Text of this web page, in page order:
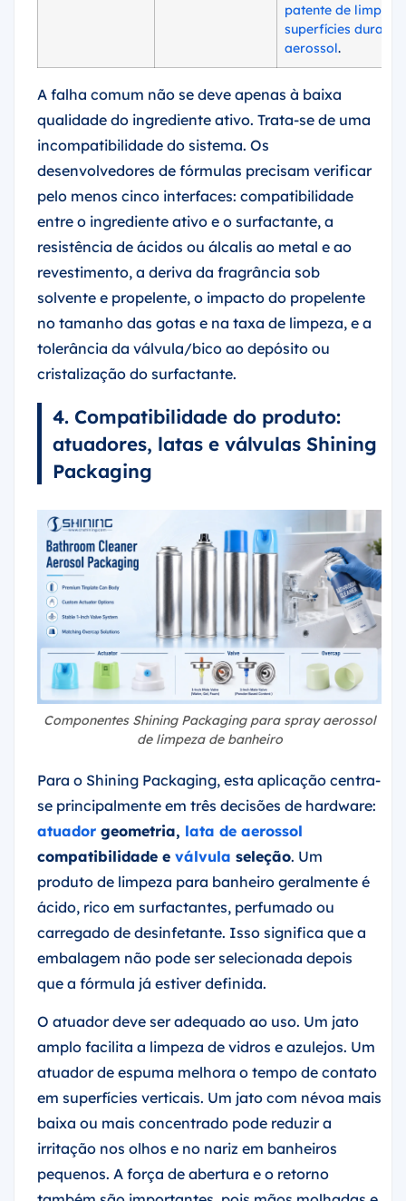
patente de
superfícies duras
aerossol.
A falha comum não se deve apenas à baixa
qualidade do ingrediente ativo. Trata-se de uma
incompatibilidade do sistema. Os
desenvolvedores de fórmulas precisam verificar
pelo menos cinco interfaces: compatibilidade
entre o ingrediente ativo e o surfactante, a
resistência de ácidos ou álcalis ao metal e ao
revestimento, a deriva da fragrância sob
solvente e propelente, o impacto do propelente
no tamanho das gotas e na taxa de limpeza, e a
tolerância da válvula/bico ao depósito ou
cristalização do surfactante.
4. Compatibilidade do produto:
atuadores, latas e válvulas Shining
Packaging
Componentes Shining Packaging para spray aerossol
de limpeza de banheiro
Para o Shining Packaging, esta aplicação centra-
se principalmente em três decisões de hardware:
atuador geometria, lata de aerossol
compatibilidade e válvula seleção. Um
produto de limpeza para banheiro geralmente é
ácido, rico em surfactantes, perfumado ou
carregado de desinfetante. Isso significa que a
embalagem não pode ser selecionada depois
que a fórmula já estiver definida.
O atuador deve ser adequado ao uso. Um jato
amplo facilita a limpeza de vidros e azulejos. Um
atuador de espuma melhora o tempo de contato
em superfícies verticais. Um jato com névoa mais
baixa ou mais concentrado pode reduzir a
irritação nos olhos e no nariz em banheiros
pequenos. A força de abertura e o retorno